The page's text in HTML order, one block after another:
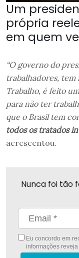
Um
própria
em quem
“O governo do
trabalhadores,
Trabalho, é feito
para não ter
que o Brasil tem
todos os tratados
acrescentou.
Nunca foi tão
Eu concordo em
informações